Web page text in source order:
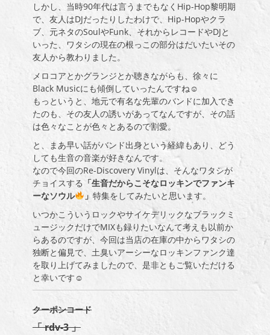
しかし、当時90年代は言うまでもなくHip-Hop黎明期
で、友人はDJだったりしたわけで、Hip-Hopやクラ
ブ、元ネタのSoulやFunk、それからレコードやDJと
いった、ワタシの現在の根っこの部分はだいたいその
友人から教わりました。
メロコアとかグランジとか聴きながらも、徐々に
Black Musicにも傾倒していったんですね☺
もっというと、地元で有名な先輩のバンドに加入でき
たのも、その友人の誘いがあってなんですが、その話
は色々なことが色々とあるので割愛。
と、まあ早い話がバンド出身という経緯もあり、どう
しても生音の音楽が好きなんです。
なので今回のRe-Discovery Vinylは、そんなワタシが
チョイスする 「生音だからこそなロッキンでファンキ
ーなソウル
」 特集をしてみたいと思います。
いつかこういうロックやサイケデリックなブラックミ
ュージックだけでMIXも録りたいなんて考えも以前か
らあるのですが、今回は当店の在庫の中からワタシの
独断と偏見で、土臭いアーシーなロッキンファンク達
を取り上げてみましたので、是非ともご覧いただける
と幸いです☺
クーポンコード
「 rdv-3 」